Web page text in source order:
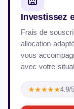
Investissez
Frais de
allocation
vous
avec votre
★★★★★4.9/